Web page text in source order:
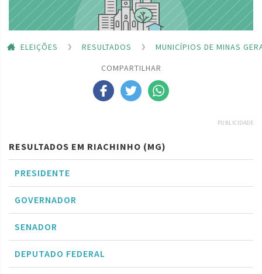
ELEIÇÕES RESULTADOS
MUNICÍPIOS DE MINAS
COMPARTILHAR
PUBLICIDADE
RESULTADOS EM RIACHINHO (MG)
PRESIDENTE
GOVERNADOR
SENADOR
DEPUTADO FEDERAL